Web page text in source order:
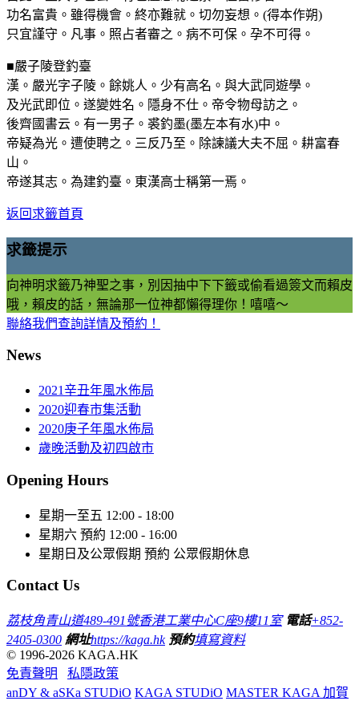
功名富貴。雖得機會。終亦難就。切勿妄想。(得本作朔)
只宜謹守。凡事。照占者審之。病不可保。孕不可得。
■嚴子陵登釣臺
漢。嚴光字子陵。餘姚人。少有高名。與大武同遊學。
及光武即位。遂變姓名。隱身不仕。帝令物母訪之。
後齊國書云。有一男子。裘釣墨(墨左本有水)中。
帝疑為光。遭使聘之。三反乃至。除諫議大夫不屈。耕富春
山。
帝遂其志。為建釣臺。東漢高士稱第一焉。
返回求籤首頁
求籤提示
向神明求籤乃神聖之事，別因抽中下下籤或偷看過簽文而賴皮
哦，賴皮的話，無論那一位神都懶得理你！嘻嘻～
聯絡我們查詢詳情及預約！
News
2021辛丑年風水佈局
2020迎春市集活動
2020庚子年風水佈局
歲晚活動及初四啟市
Opening Hours
星期一至五 12:00 - 18:00
星期六 預約 12:00 - 16:00
星期日及公眾假期 預約 公眾假期休息
Contact Us
荔枝角青山道489-491號香港工業中心C座9樓11室 電話+852-
2405-0300 網址https://kaga.hk 預約填寫資料
© 1996-2026 KAGA.HK
免責聲明
私隱政策
anDY & aSKa STUDiO KAGA STUDiO MASTER KAGA 加賀